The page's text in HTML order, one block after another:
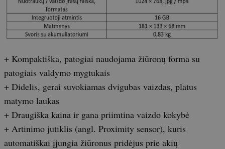
+ Kompaktiška, patogiai naudojama žiūronų forma su
patogiais valdymo mygtukais
+ Didelis, gerai suvokiamas dvigubas vaizdas, platus
matymo laukas
+ Draugiška kaina ir gana priimtina vaizdo kokybė
+ Artinimo jutiklis (angl. Proximity sensor), kuris
automatiškai įjungia žiūronus pridėjus prie akių